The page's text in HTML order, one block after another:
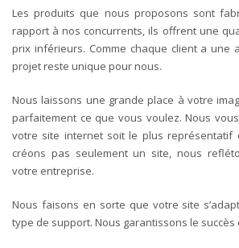
Les produits que nous proposons sont
rapport à nos concurrents, ils offrent une
prix inférieurs. Comme chaque client a une
projet reste unique pour nous.
Nous laissons une grande place à votre
parfaitement ce que vous voulez. Nous
votre site internet soit le plus représentatif
créons pas seulement un site, nous
votre entreprise.
Nous faisons en sorte que votre site
type de support. Nous garantissons le succès